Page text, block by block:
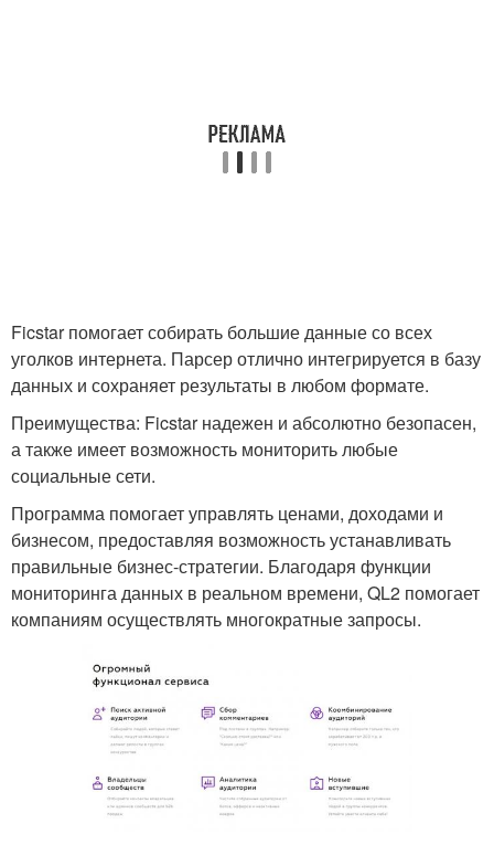
Ficstar помогает собирать большие данные со всех
уголков интернета. Парсер отлично интегрируется в базу
данных и сохраняет результаты в любом формате.
Преимущества: Ficstar надежен и абсолютно безопасен,
а также имеет возможность мониторить любые
социальные сети.
Программа помогает управлять ценами, доходами и
бизнесом, предоставляя возможность устанавливать
правильные бизнес-стратегии. Благодаря функции
мониторинга данных в реальном времени, QL2 помогает
компаниям осуществлять многократные запросы.